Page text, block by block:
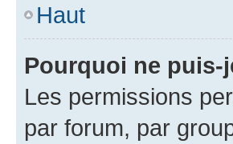
Haut
Pourquoi ne puis-
Les permissions
par forum, par